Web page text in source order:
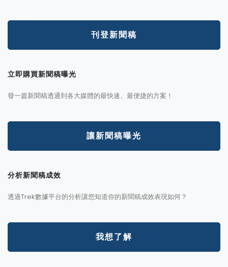
刊登新聞稿
立即購買新聞稿曝光
發一篇新聞稿透通到各大媒體的最快速、最便捷的方案！
讓新聞稿曝光
分析新聞稿成效
透過Trek數據平台的分析讓您知道你的新聞稿成效表現如何？
我想了解